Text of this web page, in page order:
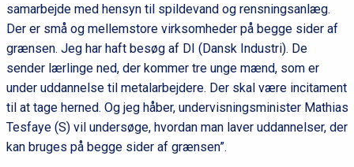
samarbejde med hensyn til spildevand og rensningsanlæg.
Der er små og mellemstore virksomheder på begge sider af
grænsen. Jeg har haft besøg af DI (Dansk Industri). De
sender lærlinge ned, der kommer tre unge mænd, som er
under uddannelse til metalarbejdere. Der skal være incitament
til at tage herned. Og jeg håber, undervisningsminister Mathias
Tesfaye (S) vil undersøge, hvordan man laver uddannelser, der
kan bruges på begge sider af grænsen”.